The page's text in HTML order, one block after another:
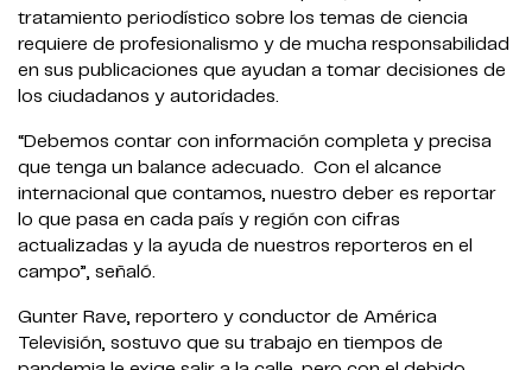
tratamiento periodístico sobre los temas de ciencia
requiere de profesionalismo y de mucha responsabilidad
en sus publicaciones que ayudan a tomar decisiones de
los ciudadanos y autoridades.
“Debemos contar con información completa y precisa
que tenga un balance adecuado. Con el alcance
internacional que contamos, nuestro deber es reportar
lo que pasa en cada país y región con cifras
actualizadas y la ayuda de nuestros reporteros en el
campo”, señaló.
Gunter Rave, reportero y conductor de América
Televisión, sostuvo que su trabajo en tiempos de